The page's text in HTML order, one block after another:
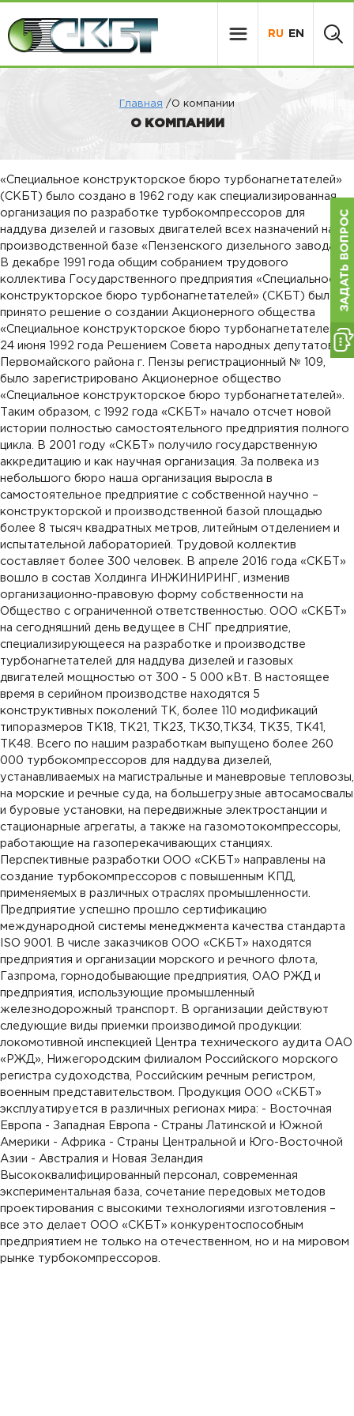
RU EN
Главная /О компании
О КОМПАНИИ
«Специальное конструкторское бюро турбонагнетателей»
(СКБТ) было создано в 1962 году как специализированная
организация по разработке турбокомпрессоров для
наддува дизелей и газовых двигателей всех назначений на
производственной базе «Пензенского дизельного завода».
В декабре 1991 года общим собранием трудового
коллектива Государственного предприятия «Специальное
конструкторское бюро турбонагнетателей» (СКБТ) было
принято решение о создании Акционерного общества
«Специальное конструкторское бюро турбонагнетателей».
24 июня 1992 года Решением Совета народных депутатов
Первомайского района г. Пензы регистрационный № 109,
было зарегистрировано Акционерное общество
«Специальное конструкторское бюро турбонагнетателей».
Таким образом, с 1992 года «СКБТ» начало отсчет новой
истории полностью самостоятельного предприятия полного
цикла. В 2001 году «СКБТ» получило государственную
аккредитацию и как научная организация. За полвека из
небольшого бюро наша организация выросла в
самостоятельное предприятие с собственной научно –
конструкторской и производственной базой площадью
более 8 тысяч квадратных метров, литейным отделением и
испытательной лабораторией. Трудовой коллектив
составляет более 300 человек. В апреле 2016 года «СКБТ»
вошло в состав Холдинга ИНЖИНИРИНГ, изменив
организационно-правовую форму собственности на
Общество с ограниченной ответственностью. ОOО «СКБТ»
на сегодняшний день ведущее в СНГ предприятие,
специализирующееся на разработке и производстве
турбонагнетателей для наддува дизелей и газовых
двигателей мощностью от 300 - 5 000 кВт. В настоящее
время в серийном производстве находятся 5
конструктивных поколений ТК, более 110 модификаций
типоразмеров ТК18, ТК21, ТК23, ТК30,ТК34, ТК35, ТК41,
ТК48. Всего по нашим разработкам выпущено более 260
000 турбокомпрессоров для наддува дизелей,
устанавливаемых на магистральные и маневровые тепловозы,
на морские и речные суда, на большегрузные автосамосвалы
и буровые установки, на передвижные электростанции и
стационарные агрегаты, а также на газомотокомпрессоры,
работающие на газоперекачивающих станциях.
Перспективные разработки ОOО «СКБТ» направлены на
создание турбокомпрессоров с повышенным КПД,
применяемых в различных отраслях промышленности.
Предприятие успешно прошло сертификацию
международной системы менеджмента качества стандарта
ISO 9001. В числе заказчиков ОOО «СКБТ» находятся
предприятия и организации морского и речного флота,
Газпрома, горнодобывающие предприятия, ОАО РЖД и
предприятия, использующие промышленный
железнодорожный транспорт. В организации действуют
следующие виды приемки производимой продукции:
локомотивной инспекцией Центра технического аудита ОАО
«РЖД», Нижегородским филиалом Российского морского
регистра судоходства, Российским речным регистром,
военным представительством. Продукция ОOО «СКБТ»
эксплуатируется в различных регионах мира: - Восточная
Европа - Западная Европа - Страны Латинской и Южной
Америки - Африка - Страны Центральной и Юго-Восточной
Азии - Австралия и Новая Зеландия
Высококвалифицированный персонал, современная
экспериментальная база, сочетание передовых методов
проектирования с высокими технологиями изготовления –
все это делает ОOО «СКБТ» конкурентоспособным
предприятием не только на отечественном, но и на мировом
рынке турбокомпрессоров.